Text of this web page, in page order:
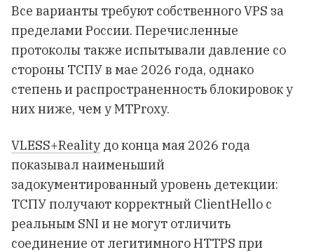
Все варианты требуют собственного VPS за
пределами России. Перечисленные
протоколы также испытывали давление со
стороны ТСПУ в мае 2026 года, однако
степень и распространенность блокировок у
них ниже, чем у MTProxy.
VLESS+Reality до конца мая 2026 года
показывал наименьший
задокументированный уровень детекции:
ТСПУ получают корректный ClientHello с
реальным SNI и не могут отличить
соединение от легитимного HTTPS при